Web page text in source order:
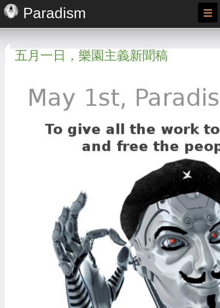
Paradism ≡
五月一日，樂園主義新聞稿